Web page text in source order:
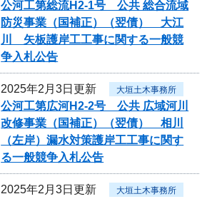
公河工第総流H2-1号 公共 総合流域
防災事業（国補正）（翌債） 大江
川 矢板護岸工工事に関する一般競
争入札公告
2025年2月3日更新 大垣土木事務所
公河工第広河H2-2号 公共 広域河川
改修事業（国補正）（翌債） 相川
（左岸）漏水対策護岸工工事に関す
る一般競争入札公告
2025年2月3日更新 大垣土木事務所